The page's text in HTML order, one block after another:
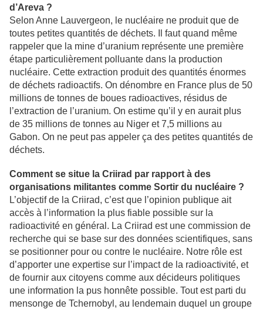
d’Areva ?
Selon Anne Lauvergeon, le nucléaire ne produit que de
toutes petites quantités de déchets. Il faut quand même
rappeler que la mine d’uranium représente une première
étape particulièrement polluante dans la production
nucléaire. Cette extraction produit des quantités énormes
de déchets radioactifs. On dénombre en France plus de 50
millions de tonnes de boues radioactives, résidus de
l’extraction de l’uranium. On estime qu’il y en aurait plus
de 35 millions de tonnes au Niger et 7,5 millions au
Gabon. On ne peut pas appeler ça des petites quantités de
déchets.
Comment se situe la Criirad par rapport à des
organisations militantes comme Sortir du nucléaire ?
L’objectif de la Criirad, c’est que l’opinion publique ait
accès à l’information la plus fiable possible sur la
radioactivité en général. La Criirad est une commission de
recherche qui se base sur des données scientifiques, sans
se positionner pour ou contre le nucléaire. Notre rôle est
d’apporter une expertise sur l’impact de la radioactivité, et
de fournir aux citoyens comme aux décideurs politiques
une information la pus honnête possible. Tout est parti du
mensonge de Tchernobyl, au lendemain duquel un groupe